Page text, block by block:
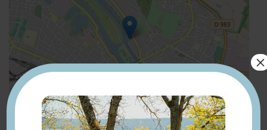
Leaflet| ©OpenStreetMap
×